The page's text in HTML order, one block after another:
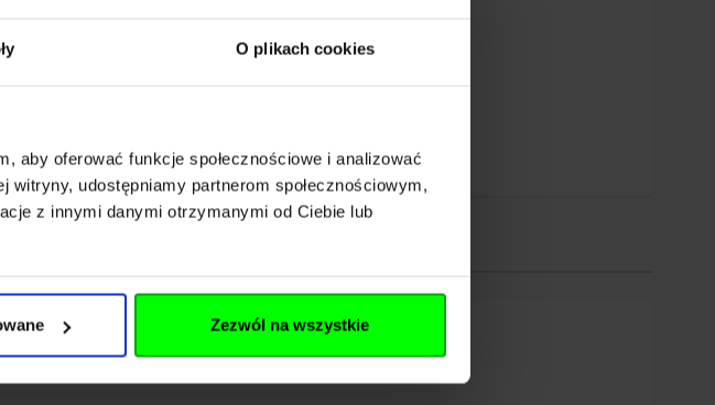
O plikach cookies
aby oferować funkcje społecznościowe i analizować
udostępniamy partnerom społecznościowym,
z innymi danymi otrzymanymi od Ciebie lub
Zezwól na wszystkie